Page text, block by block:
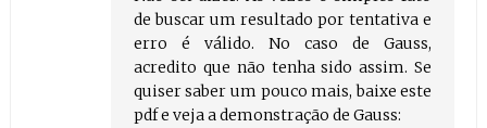
de buscar um resultado por tentativa e
erro é válido. No caso de Gauss,
acredito que não tenha sido assim. Se
quiser saber um pouco mais, baixe este
pdf e veja a demonstração de Gauss: